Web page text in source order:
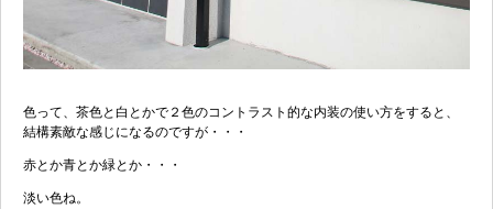
色って、茶色と白とかで２色のコントラスト的な内装の使い方をすると、
結構素敵な感じになるのですが・・・
赤とか青とか緑とか・・・
淡い色ね。